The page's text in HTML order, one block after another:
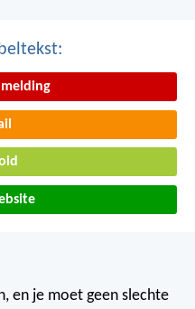
melding
en je moet geen slechte